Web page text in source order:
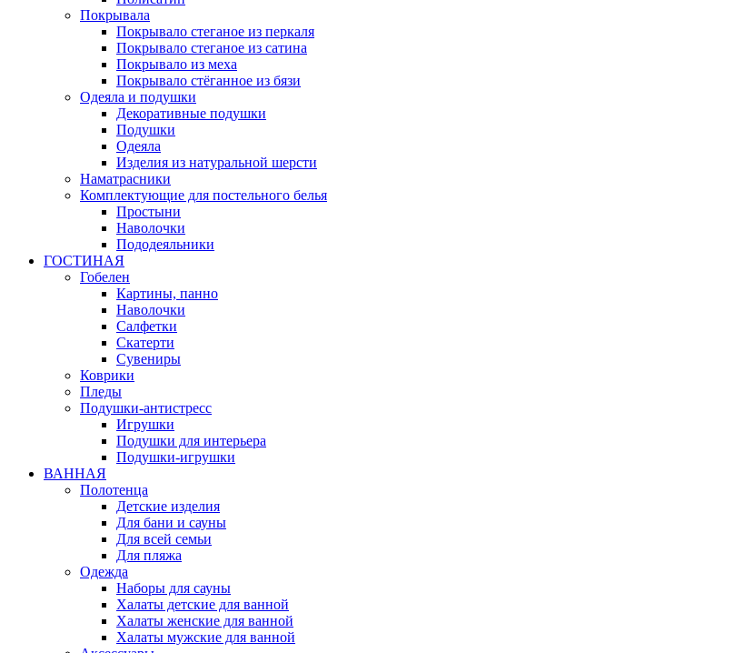
Покрывала
Покрывало стеганое из перкаля
Покрывало стеганое из сатина
Покрывало из меха
Покрывало стёганное из бязи
Одеяла и подушки
Декоративные подушки
Подушки
Одеяла
Изделия из натуральной шерсти
Наматраcники
Комплектующие для постельного белья
Простыни
Наволочки
Пододеяльники
ГОСТИНАЯ
Гобелен
Картины, панно
Наволочки
Салфетки
Скатерти
Сувениры
Коврики
Пледы
Подушки-антистресс
Игрушки
Подушки для интерьера
Подушки-игрушки
ВАННАЯ
Полотенца
Детские изделия
Для бани и сауны
Для всей семьи
Для пляжа
Одежда
Наборы для сауны
Халаты детские для ванной
Халаты женские для ванной
Халаты мужские для ванной